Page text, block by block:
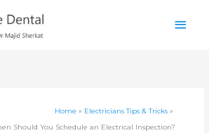
Main
Home
Electricians Tips & Tricks
Should You Schedule an Electrical Inspection?